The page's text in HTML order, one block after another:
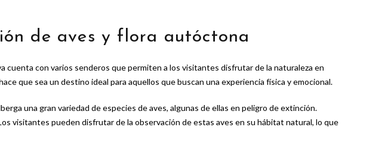
de aves y flora autóctona
cuenta con varios senderos que permiten a los visitantes disfrutar de la naturaleza en
que sea un destino ideal para aquellos que buscan una experiencia física y emocional.
una gran variedad de especies de aves, algunas de ellas en peligro de extinción.
visitantes pueden disfrutar de la observación de estas aves en su hábitat natural, lo que